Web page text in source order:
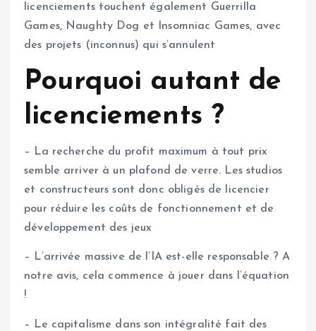
licenciements touchent également Guerrilla
Games, Naughty Dog et Insomniac Games, avec
des projets (inconnus) qui s’annulent
Pourquoi autant de
licenciements ?
– La recherche du profit maximum à tout prix
semble arriver à un plafond de verre. Les studios
et constructeurs sont donc obligés de licencier
pour réduire les coûts de fonctionnement et de
développement des jeux
– L’arrivée massive de l’IA est-elle responsable ? A
notre avis, cela commence à jouer dans l’équation
!
– Le capitalisme dans son intégralité fait des